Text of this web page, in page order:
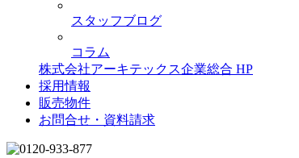
スタッフブログ
コラム
株式会社アーキテックス企業総合 HP
採用情報
販売物件
お問合せ・資料請求